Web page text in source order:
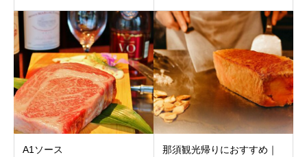
A1ソース
那須観光帰りにおすすめ｜